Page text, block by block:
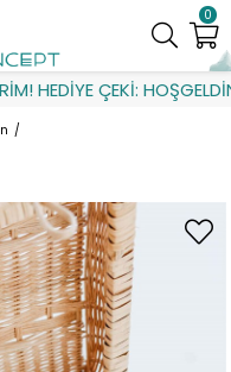
HEDİYE ÇEKİ: HOŞGELDİN
0